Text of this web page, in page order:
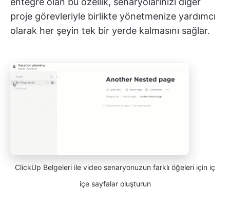
proje görevleriyle birlikte yönetmenize yardımcı
olarak her şeyin tek bir yerde kalmasını sağlar.
ClickUp Belgeleri ile video senaryonuzun farklı öğeleri için iç
içe sayfalar oluşturun